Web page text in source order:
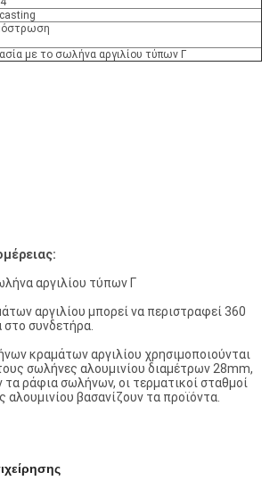
με το σωλήνα αργιλίου τύπων Γ
αργιλίου τύπων Γ
αργιλίου μπορεί να περιστραφεί 360
συνδετήρα.
κραμάτων αργιλίου χρησιμοποιούνται
σωλήνες αλουμινίου διαμέτρων 28mm,
ράφια σωλήνων, οι τερματικοί σταθμοί
αλουμινίου βασανίζουν τα προϊόντα.